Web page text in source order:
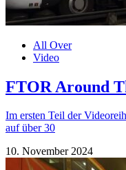
All Over
Video
FTOR Around
Im ersten Teil der
auf über 30
10. November 2024